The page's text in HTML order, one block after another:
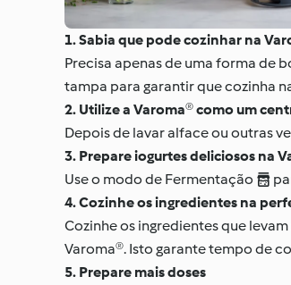
1. Sabia que pode cozinhar na
Precisa apenas de uma forma de
tampa para garantir que cozinha
2. Utilize a Varoma® como um
Depois de lavar alface ou outras
3. Prepare iogurtes deliciosos na
Use o modo de Fermentação 
4. Cozinhe os ingredientes na
Cozinhe os ingredientes que
Varoma®. Isto garante tempo de
5. Prepare mais doses